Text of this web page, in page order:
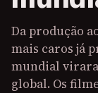
Da produção
mais caros já
mundial
global. Os